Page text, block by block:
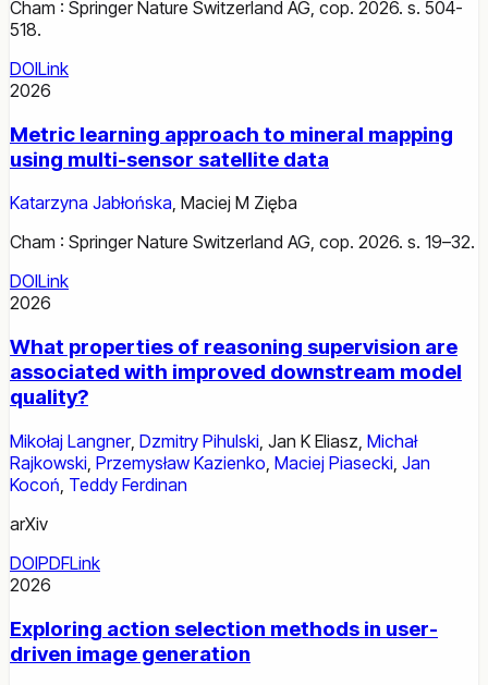
Cham : Springer Nature Switzerland AG, cop. 2026. s. 504-
518.
DOILink
2026
Metric learning approach to mineral mapping
using multi-sensor satellite data
Katarzyna Jabłońska, Maciej M Zięba
Cham : Springer Nature Switzerland AG, cop. 2026. s. 19–32.
DOILink
2026
What properties of reasoning supervision are
associated with improved downstream model
quality?
Mikołaj Langner, Dzmitry Pihulski Jan K Eliasz Michał
Rajkowski Przemysław Kazienko Maciej Piasecki Jan
Kocoń Teddy Ferdinan
arXiv
DOIPDFLink
2026
Exploring action selection methods in user-
driven image generation